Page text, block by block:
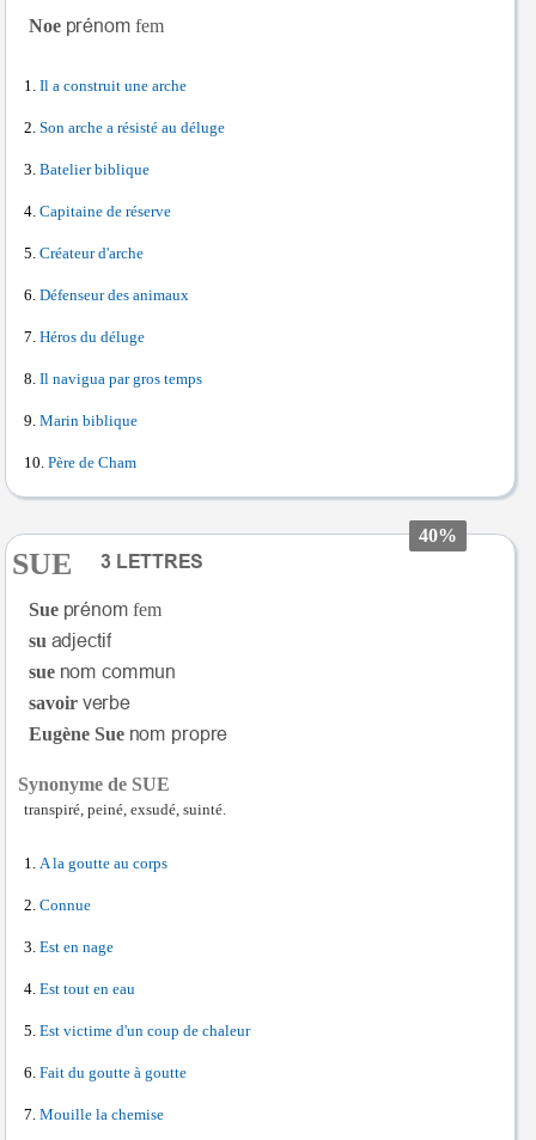
Noe fem
Il a construit une arche
Son arche a résisté au déluge
Batelier biblique
Capitaine de réserve
Créateur d'arche
Défenseur des animaux
Héros du déluge
Il navigua par gros temps
Marin biblique
Père de Cham
40%
SUE
Sue
fem
su
sue
savoir
Eugène Sue
Synonyme de SUE
transpiré, peiné, exsudé, suinté.
A la goutte au corps
Connue
Est en nage
Est tout en eau
Est victime d'un coup de chaleur
Fait du goutte à goutte
Mouille la chemise